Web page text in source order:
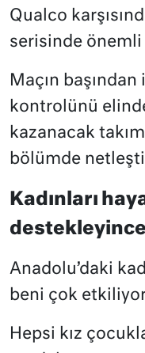
Qualco
serisinde önemli
Maçın
kontrolünü
kazanacak
bölümde
Kadınları
Anadolu’daki
beni çok
Hepsi kız